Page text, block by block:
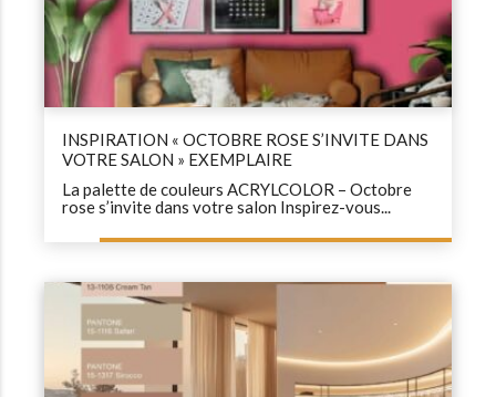
INSPIRATION « OCTOBRE ROSE S’INVITE DANS
VOTRE SALON » EXEMPLAIRE
La palette de couleurs ACRYLCOLOR – Octobre
rose s’invite dans votre salon Inspirez-vous...